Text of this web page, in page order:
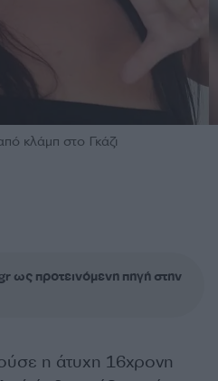
κλάμπ στο Γκάζι
ως προτεινόμενη πηγή στην
η άτυχη 16χρονη